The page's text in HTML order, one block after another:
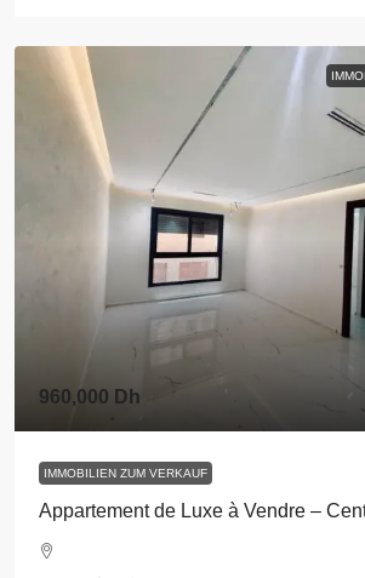
960,000 Dh
IMMOBILIEN ZUM VERKAUF
Appartement de Luxe à Vendre –